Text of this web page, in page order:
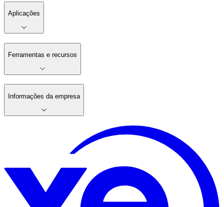
Aplicações
Ferramentas e recursos
Informações da empresa